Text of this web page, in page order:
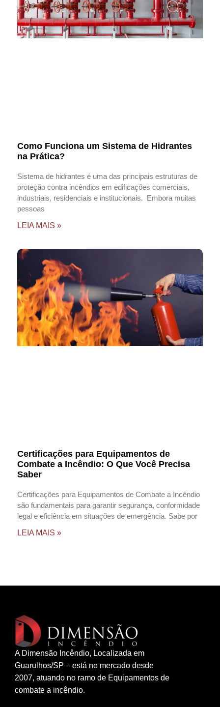
Como Funciona um Sistema de Hidrantes
na Prática?
Sistema de hidrantes é uma das principais estruturas de
proteção contra incêndios em edificações comerciais,
industriais, residenciais e institucionais. Embora muitas
pessoas
LEIA MAIS »
Certificações para Equipamentos de
Combate a Incêndio: O Que Você Precisa
Saber
Certificações para Equipamentos de Combate a Incêndio
são fundamentais para garantir segurança, conformidade
legal e eficiência em situações de emergência. Sabe por
LEIA MAIS »
A Dimensão Incêndio, Localizada em
Guarulhos/SP – está no mercado desde
2007, atuando no ramo de Equipamentos de
combate a incêndio.